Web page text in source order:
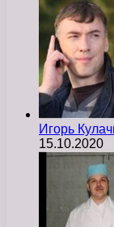
Игорь
15.10.2020